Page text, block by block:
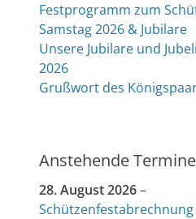
Festprogramm zum
Samstag 2026 & Jubilare
Unsere Jubilare und
2026
Grußwort des
Anstehende Termine
28. August 2026–
Schützenfestabrechnung